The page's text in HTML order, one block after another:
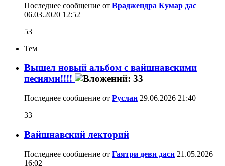
Последнее сообщение от Враджендра Кумар дас
06.03.2020 12:52
53
Тем
Вышел новый альбом с вайшнавскими
песнями!!!!
Последнее сообщение от Руслан 29.06.2026 21:40
33
Вайшнавский лекторий
Последнее сообщение от Гаятри деви даси 21.05.2026
16:02